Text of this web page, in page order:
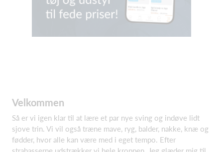
Velkommen
Så er vi igen klar til at lære et par nye sving og indøve lidt
sjove trin. Vi vil også træne mave, ryg, balder, nakke, knæ og
fødder, hvor alle kan være med i eget tempo. Efter